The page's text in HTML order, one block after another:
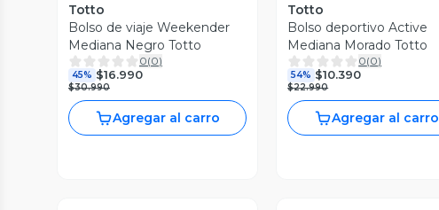
Totto
Bolso de viaje Weekender
Mediana Negro Totto
0(0)
45% $16.990
$30.990
Agregar al carro
Totto
Bolso deportivo Active
Mediana Morado Totto
0(0)
54% $10.390
$22.990
Agregar al carro